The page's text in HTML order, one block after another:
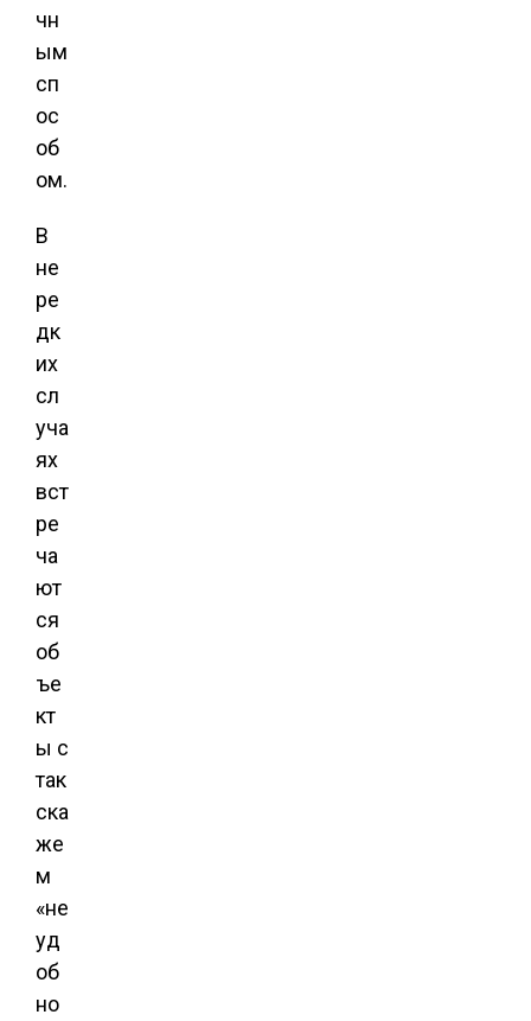
чн
ым
сп
ос
об
ом.
В
не
ре
дк
их
сл
уча
ях
вст
ре
ча
ют
ся
об
ъе
кт
ы с
так
ска
же
м
«не
уд
об
но